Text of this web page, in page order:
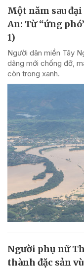
Một năm sau
An: Từ “ứng
1)
Người dân miền Tây
dâng mới chống đỡ,
còn trong xanh.
Người phụ nữ
thành đặc sản